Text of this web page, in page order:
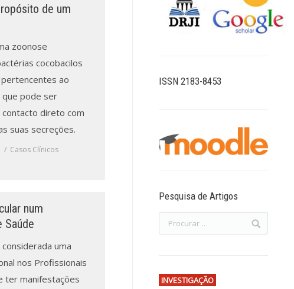
de um
zoonose
cocobacilos
ao
que pode ser
direto com
suas secreções.
Casos Clínicos
num
Saúde
uma
nos Profissionais
ter manifestações
ISSN 2183-8453
Pesquisa de Artigos
INVESTIGAÇÃO